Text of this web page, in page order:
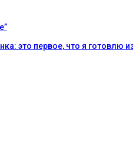
это первое, что я готовлю